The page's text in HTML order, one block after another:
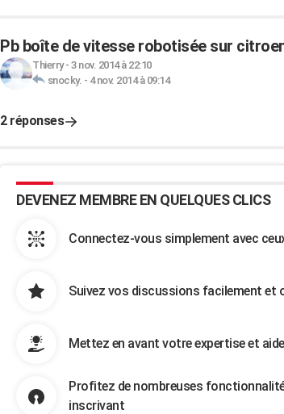
Pb boîte de vitesse robotisée sur
Thierry- 3 nov. 2014 à 22:10
snocky. - 4 nov. 2014 à 09:14
2 réponses
DEVENEZ MEMBRE EN QUELQUES CLICS
Connectez-vous simplement avec
Suivez vos discussions facilement et
Mettez en avant votre expertise et
Profitez de nombreuses
inscrivant